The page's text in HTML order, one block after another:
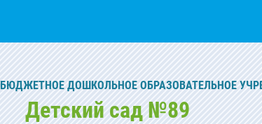
ДОШКОЛЬНОЕ ОБРАЗОВАТЕЛЬНОЕ
Детский сад №89